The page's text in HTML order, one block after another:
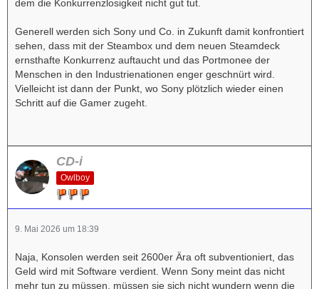
dem die Konkurrenzlosigkeit nicht gut tut.
Generell werden sich Sony und Co. in Zukunft damit konfrontiert
sehen, dass mit der Steambox und dem neuen Steamdeck
ernsthafte Konkurrenz auftaucht und das Portmonee der
Menschen in den Industrienationen enger geschnürt wird.
Vielleicht ist dann der Punkt, wo Sony plötzlich wieder einen
Schritt auf die Gamer zugeht.
CD-i
Owlboy
9. Mai 2026 um 18:39
Naja, Konsolen werden seit 2600er Ära oft subventioniert, das
Geld wird mit Software verdient. Wenn Sony meint das nicht
mehr tun zu müssen, müssen sie sich nicht wundern wenn die